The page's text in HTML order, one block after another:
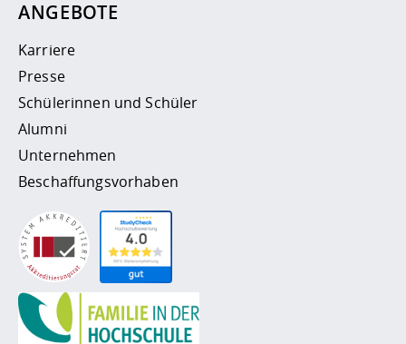
ANGEBOTE
Karriere
Presse
Schülerinnen und Schüler
Alumni
Unternehmen
Beschaffungsvorhaben